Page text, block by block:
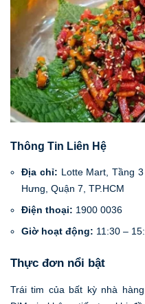
Thông Tin Liên Hệ
Địa chỉ: Lotte Mart, Tầng
Hưng, Quận 7, TP.HCM
Điện thoại: 1900 0036
Giờ hoạt động: 11:30 –
Thực đơn nổi bật
Trái tim của bất kỳ nhà